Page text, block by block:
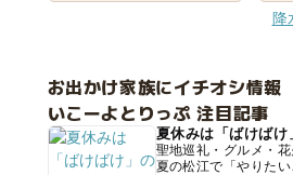
降
お出かけ家族にイチオシ情報
いこーよとりっぷ 注目記事
夏休みは「ばけばけ
聖地巡礼・グルメ・花
夏の松江で「やりた